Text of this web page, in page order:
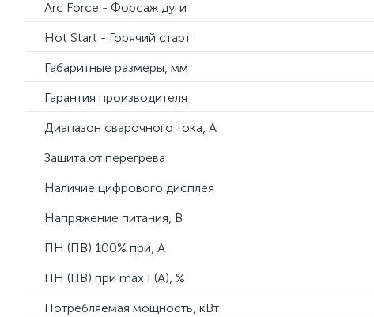
Arc Force - Форсаж дуги
Hot Start - Горячий старт
Габаритные размеры, мм
Гарантия производителя
Диапазон сварочного тока, А
Защита от перегрева
Наличие цифрового дисплея
Напряжение питания, В
ПН (ПВ) 100% при, А
ПН (ПВ) при max I (A), %
Потребляемая мощность, кВт